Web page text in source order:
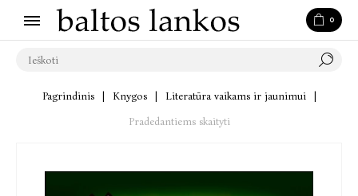
0
Pagrindinis Knygos Literatūra vaikams ir jaunimui
Pradedantiems skaityti